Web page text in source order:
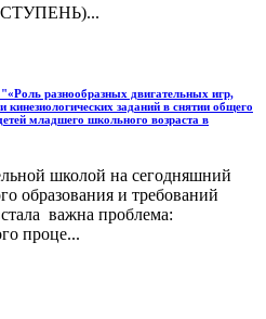
разнообразных двигательных игр,
заданий в снятии общего
младшего школьного возраста в
школой на сегодняшний
образования и требований
важна проблема:
проце...